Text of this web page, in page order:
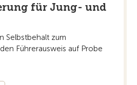
für Jung- und
Selbstbehalt zum
Führerausweis auf Probe